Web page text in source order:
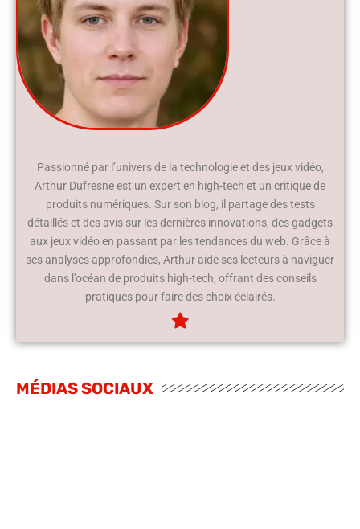
Passionné par l’univers de la technologie et des jeux vidéo,
Arthur Dufresne est un expert en high-tech et un critique de
produits numériques. Sur son blog, il partage des tests
détaillés et des avis sur les dernières innovations, des gadgets
aux jeux vidéo en passant par les tendances du web. Grâce à
ses analyses approfondies, Arthur aide ses lecteurs à naviguer
dans l’océan de produits high-tech, offrant des conseils
pratiques pour faire des choix éclairés.
MÉDIAS SOCIAUX